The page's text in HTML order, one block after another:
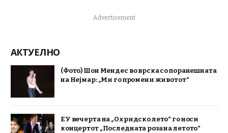
Advertisement
АКТУЕЛНО
(Фото) Шон Мендес во врска со поранешната
на Нејмар: „Ми го промени животот“
ЕУ вечерта на „Охридско лето“ го носи
концертот „Последната роза на летото“